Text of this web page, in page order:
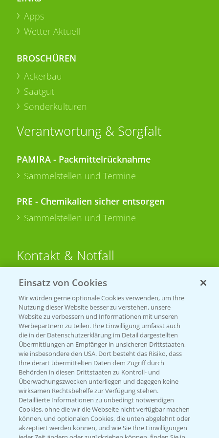
Apps
Wetter Aktuell
BROSCHÜREN
Ackerbau
Saatgut
Sonderkulturen
Verantwortung & Sorgfalt
PAMIRA - Packmittelrücknahme
Sammelstellen und Termine
PRE - Chemikalien sicher entsorgen
Sammelstellen und Termine
Kontakt & Notfall
Beratung auf WhatsApp
T.+49 (0)174 346 564 1
KONTAKT
Hilfe in Notfällen
T.+49 (0)214/30-20220
Einsatz von Cookies
Wir würden gerne optionale Cookies verwenden, um Ihre
Nutzung dieser Website besser zu verstehen, unsere
Website zu verbessern und Informationen mit unseren
Werbepartnern zu teilen. Ihre Einwilligung umfasst auch
die in der Datenschutzerklärung im Detail dargestellten
Übermittlungen an Empfänger in unsicheren Drittstaaten,
wie insbesondere den USA. Dort besteht das Risiko, dass
Ihre derart übermittelten Daten dem Zugriff durch
Behörden in diesen Drittstaaten zu Kontroll- und
Überwachungszwecken unterliegen und dagegen keine
wirksamen Rechtsbehelfe zur Verfügung stehen.
Detaillierte Informationen zu unbedingt notwendigen
Cookies, ohne die wir die Webseite nicht verfügbar machen
können, und optionalen Cookies, die unten abgelehnt oder
akzeptiert werden können, und wie Sie Ihre Einwilligungen